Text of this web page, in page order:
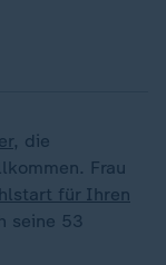
, die
Frau
für Ihren
seine 53